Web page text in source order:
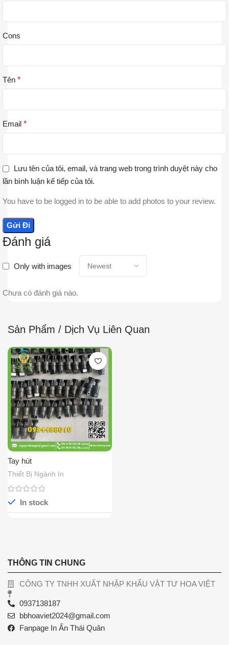
Đánh giá
Only with images
Chưa có đánh giá nào.
Cons
Tên *
Email *
Lưu tên của tôi, email, và trang web trong trình duyệt này cho
lần bình luận kế tiếp của tôi.
You have to be logged in to be able to add photos to your review.
Sản Phẩm / Dịch Vụ Liên Quan
Tay hút
Thiết Bị Ngành In
In stock
THÔNG TIN CHUNG
CÔNG TY TNHH XUẤT NHẬP KHẨU VẬT TƯ HOA VIỆT
0937138187
bbhoaviet2024@gmail.com
Fanpage In Ấn Thái Quân